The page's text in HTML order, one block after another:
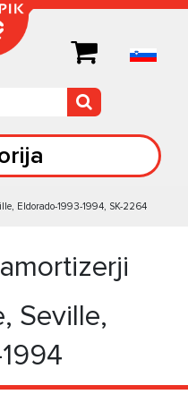
Eldorado-1993-1994, SK-2264
Seville,